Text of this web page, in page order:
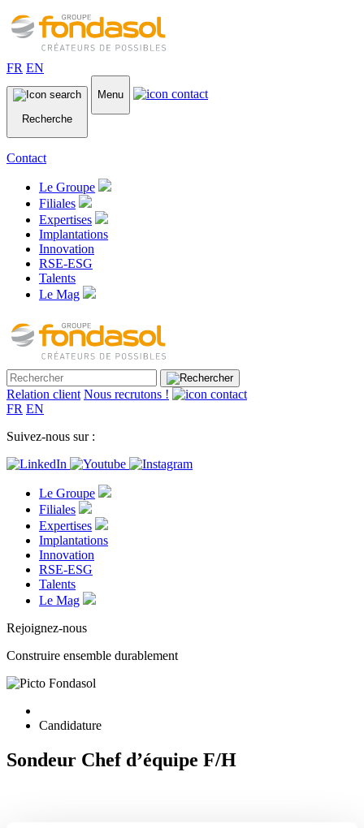
FR EN
Recherche
Menu
Contact
Le Groupe
Filiales
Expertises
Implantations
Innovation
RSE-ESG
Talents
Le Mag
Relation client Nous recrutons !
FR EN
Suivez-nous sur :
Le Groupe
Filiales
Expertises
Implantations
Innovation
RSE-ESG
Talents
Le Mag
Rejoignez-nous
Construire ensemble durablement
Candidature
Sondeur Chef d’équipe F/H